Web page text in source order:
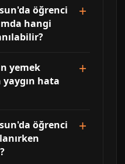
öğrenci
hangi
yemek
yaygın hata
öğrenci